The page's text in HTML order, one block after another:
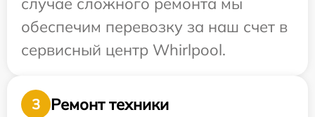
обеспечим перевозку за наш счет в
сервисный центр Whirlpool.
3 Ремонт техники